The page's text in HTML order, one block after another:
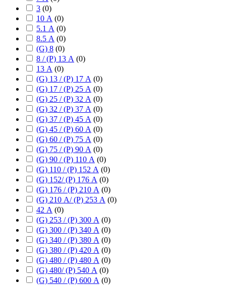
3 (0)
10 А (0)
5.1 А (0)
8.5 А (0)
(G) 8 (0)
8 / (P) 13 А (0)
13 А (0)
(G) 13 / (P) 17 А (0)
(G) 17 / (P) 25 А (0)
(G) 25 / (P) 32 А (0)
(G) 32 / (P) 37 А (0)
(G) 37 / (P) 45 А (0)
(G) 45 / (P) 60 А (0)
(G) 60 / (P) 75 А (0)
(G) 75 / (P) 90 А (0)
(G) 90 / (P) 110 А (0)
(G) 110 / (P) 152 А (0)
(G) 152/ (P) 176 А (0)
(G) 176 / (P) 210 А (0)
(G) 210 А/ (P) 253 А (0)
42 А (0)
(G) 253 / (P) 300 А (0)
(G) 300 / (P) 340 А (0)
(G) 340 / (P) 380 А (0)
(G) 380 / (P) 420 А (0)
(G) 480 / (P) 480 А (0)
(G) 480/ (P) 540 А (0)
(G) 540 / (P) 600 А (0)